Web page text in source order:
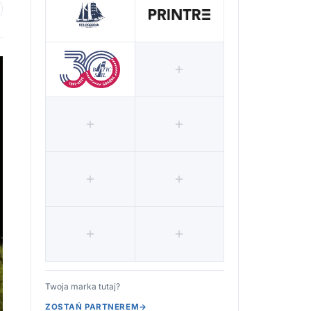
ulubionych
Twoja marka tutaj?
ZOSTAŃ PARTNEREM→